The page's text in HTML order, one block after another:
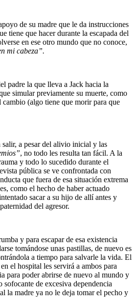
de su madre que le da instrucciones
tiene que hacer durante la escapada del
en ese otro mundo que no conoce,
mi cabeza”.
padre la que lleva a Jack hacia la
simular previamente su muerte, como
cambio (algo tiene que morir para que
a pesar del alivio inicial y las
, no todo les resulta tan fácil. A la
y todo lo sucedido durante el
pública se ve confrontada con
que fuera de esa situación extrema
como el hecho de haber actuado
sacar a su hijo de allí antes y
del agresor.
y para escapar de esa existencia
tomándose unas pastillas, de nuevo es
a tiempo para salvarle la vida. El
el hospital les servirá a ambos para
para poder abrirse de nuevo al mundo y
de excesiva dependencia
la madre ya no le deja tomar el pecho y